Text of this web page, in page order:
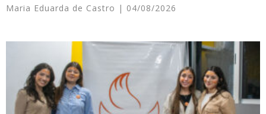
Maria Eduarda de Castro 04/08/2026